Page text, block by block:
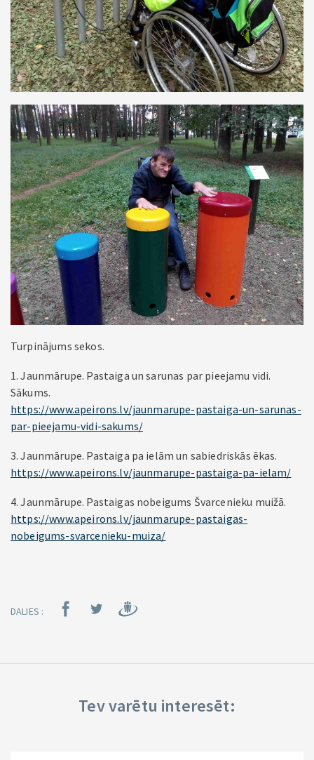
Turpinājums sekos.
1. Jaunmārupe. Pastaiga un sarunas par pieejamu vidi.
Sākums.
https://www.apeirons.lv/jaunmarupe-pastaiga-un-sarunas-
par-pieejamu-vidi-sakums/
3. Jaunmārupe. Pastaiga pa ielām un sabiedriskās ēkas.
https://www.apeirons.lv/jaunmarupe-pastaiga-pa-ielam/
4. Jaunmārupe. Pastaigas nobeigums Švarcenieku muižā.
https://www.apeirons.lv/jaunmarupe-pastaigas-
nobeigums-svarcenieku-muiza/
DALIES :
Tev varētu interesēt: